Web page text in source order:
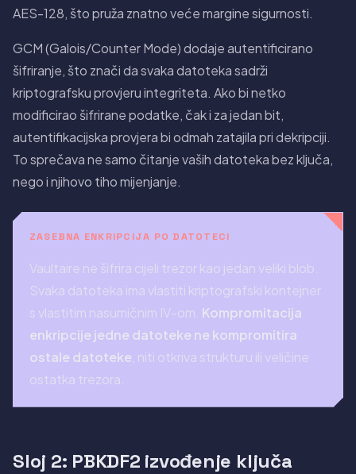
AES-128, što pruža znatno veće margine sigurnosti.
GCM (Galois/Counter Mode) dodaje autentificirano
šifriranje, što znači da svaka datoteka sadrži
kriptografsku provjeru integriteta. Ako bi netko
modificirao šifrirane podatke, čak i za jedan bit,
autentifikacijska provjera bi odmah zatajila pri dekripciji.
To sprečava ne samo čitanje vaših datoteka bez ključa,
nego i njihovo tiho mijenjanje.
ZASEBNA ENKRIPCIJA PO DATOTECI
Vaultaire ne šifrira cijeli trezor kao jedan veliki blob.
Svaka datoteka ima vlastiti kriptografski kontejner
s vlastitim nasumičnim IV-om. Kompromitacija
enkripcije jedne datoteke ne kompromitira
ostale datoteke , niti otkriva strukturu ili veličine
ostatka trezora.
Sloj 2: PBKDF2 izvođenje ključa